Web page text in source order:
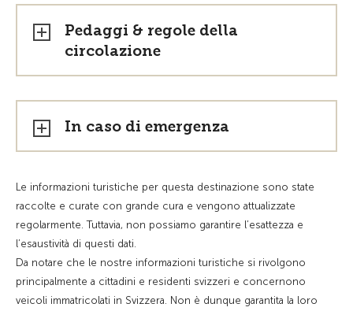
Pedaggi & regole della
circolazione
In caso di emergenza
Le informazioni turistiche per questa destinazione sono state
raccolte e curate con grande cura e vengono attualizzate
regolarmente. Tuttavia, non possiamo garantire l’esattezza e
l’esaustività di questi dati.
Da notare che le nostre informazioni turistiche si rivolgono
principalmente a cittadini e residenti svizzeri e concernono
veicoli immatricolati in Svizzera. Non è dunque garantita la loro